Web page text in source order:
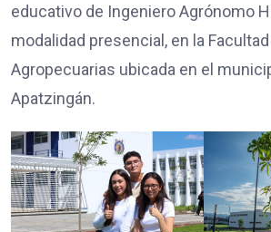
educativo de Ingeniero Agrónomo
modalidad presencial, en la
Agropecuarias ubicada en el
Apatzingán.